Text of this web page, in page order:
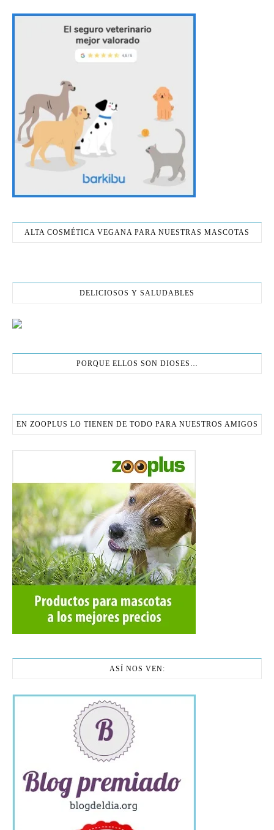
ALTA COSMÉTICA VEGANA PARA NUESTRAS MASCOTAS
DELICIOSOS Y SALUDABLES
PORQUE ELLOS SON DIOSES…
EN ZOOPLUS LO TIENEN DE TODO PARA NUESTROS AMIGOS
ASÍ NOS VEN: